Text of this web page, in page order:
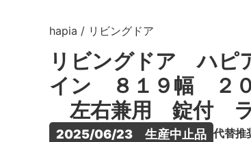
hapia / リビングドア
リビングドア ハ
イン ８１９幅 ２０
左右兼用 錠付 ラ
2025/06/23　生産中止品 代替推